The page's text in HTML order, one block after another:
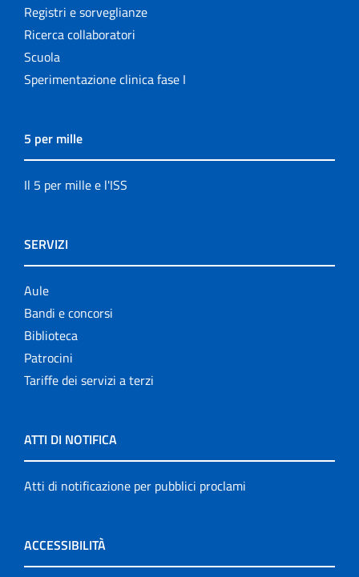
Registri e sorveglianze
Ricerca collaboratori
Scuola
Sperimentazione clinica fase I
5 per mille
Il 5 per mille e l'ISS
SERVIZI
Aule
Bandi e concorsi
Biblioteca
Patrocini
Tariffe dei servizi a terzi
ATTI DI NOTIFICA
Atti di notificazione per pubblici proclami
ACCESSIBILITÀ